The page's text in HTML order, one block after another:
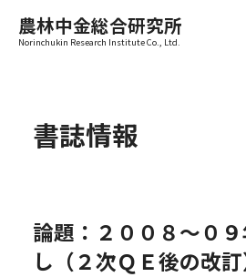
農林中金総合研究所
Norinchukin Research Institute Co., Ltd.
書誌情報
論題：２００８～０
し（２次ＱＥ後の改